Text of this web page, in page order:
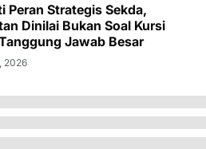
Peran Strategis Sekda,
Dinilai Bukan Soal Kursi
Jawab Besar
2026